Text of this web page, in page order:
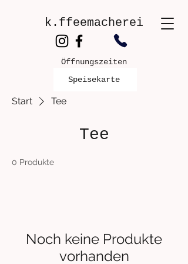
k.ffeemacherei
Öffnungszeiten
Speisekarte
Start Tee
Tee
0 Produkte
Noch keine Produkte
vorhanden